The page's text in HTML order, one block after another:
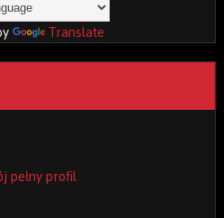
Translate
pełny profil